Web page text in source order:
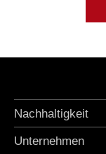
Nachhaltigkeit
Unternehmen